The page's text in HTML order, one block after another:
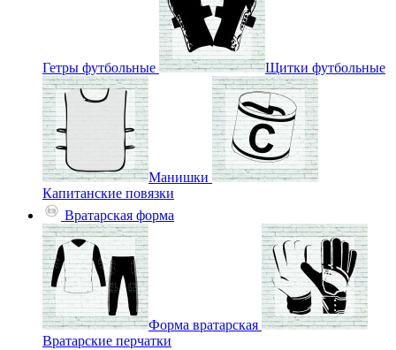
Гетры футбольные Щитки футбольные
Манишки
Капитанские повязки
Вратарская форма
Форма вратарская
Вратарские перчатки